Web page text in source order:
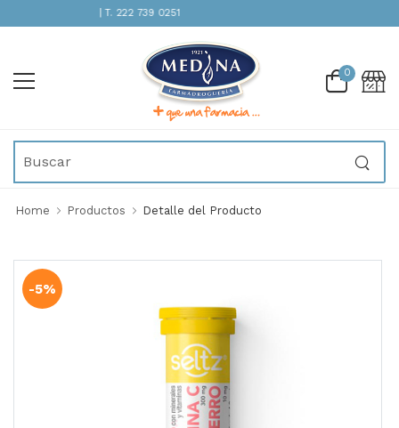
INMEDIATA | T. 222 739 0251
0
Home Productos Detalle del Producto
-5%